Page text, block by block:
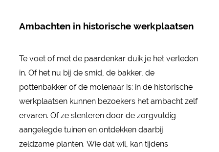
Ambachten in historische werkplaatsen
Te voet of met de paardenkar duik je het verleden
in. Of het nu bij de smid, de bakker, de
pottenbakker of de molenaar is: in de historische
werkplaatsen kunnen bezoekers het ambacht zelf
ervaren. Of ze slenteren door de zorgvuldig
aangelegde tuinen en ontdekken daarbij
zeldzame planten. Wie dat wil, kan tijdens